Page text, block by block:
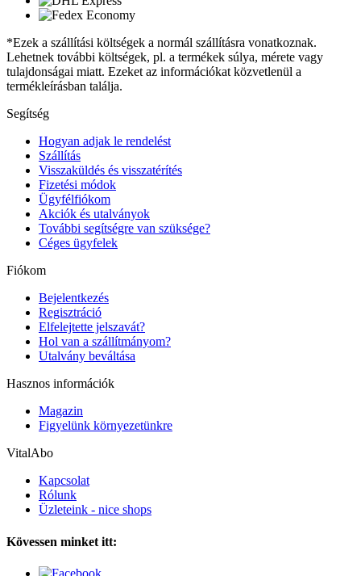
*Ezek a szállítási költségek a normál szállításra vonatkoznak.
Lehetnek további költségek, pl. a termékek súlya, mérete vagy
tulajdonságai miatt. Ezeket az információkat közvetlenül a
termékleírásban találja.
Segítség
Hogyan adjak le rendelést
Szállítás
Visszaküldés és visszatérítés
Fizetési módok
Ügyfélfiókom
Akciók és utalványok
További segítségre van szüksége?
Céges ügyfelek
Fiókom
Bejelentkezés
Regisztráció
Elfelejtette jelszavát?
Hol van a szállítmányom?
Utalvány beváltása
Hasznos információk
Magazin
Figyelünk környezetünkre
VitalAbo
Kapcsolat
Rólunk
Üzleteink - nice shops
Kövessen minket itt: